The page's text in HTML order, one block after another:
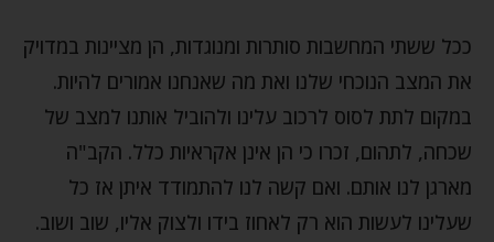
ככל ששתי המחשבות סותרות ומנוגדות, הן מציינות במדויק
את המצב הנוכחי שלנו ואת מה שאנחנו אמורים להיות.
במקום לתת לסוס לרכוב עלינו ולהוביל אותנו למצב של
שכחה, לתהום, זכרו כי הן אינן אקראיות כלל. הקב"ה
מארגן לנו אותם. ואם קשה לנו להתמודד איתן אז כל
שעלינו לעשות הוא רק לאחוז בידו ולצוק אליו, שוב ושוב.